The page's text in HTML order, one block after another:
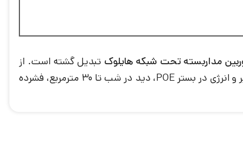
مداربسته تحت شبکه هایلوک تبدیل گشته است. از
، انتقال تصویر و انرژی در بستر POE، دید در شب تا 30 مترمربع، فشرده